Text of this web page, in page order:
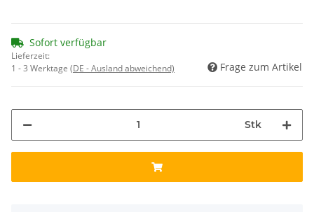
Sofort verfügbar
Lieferzeit:
1 - 3 Werktage (DE - Ausland abweichend) Frage zum Artikel
Stk